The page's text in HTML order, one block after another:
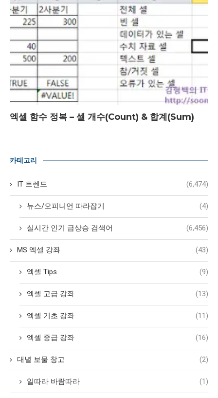
엑셀 함수 정복 – 셀 개수(Count) & 합계(Sum)
카테고리
IT 트렌드 (6,474)
뉴스/오피니언 따라잡기 (4)
실시간 인기 급상승 검색어 (6,456)
MS 엑셀 강좌 (43)
엑셀 Tips (9)
엑셀 고급 강좌 (13)
엑셀 기초 강좌 (11)
엑셀 중급 강좌 (16)
대녈 보물 창고 (2)
일따라 바람따라 (1)